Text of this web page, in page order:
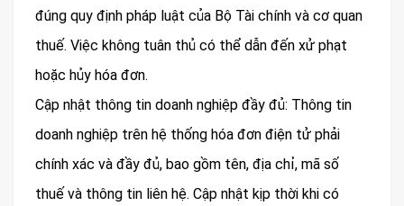
đúng quy định pháp luật của Bộ Tài chính và cơ quan
thuế. Việc không tuân thủ có thể dẫn đến xử phạt
hoặc hủy hóa đơn.
Cập nhật thông tin doanh nghiệp đầy đủ: Thông tin
doanh nghiệp trên hệ thống hóa đơn điện tử phải
chính xác và đầy đủ, bao gồm tên, địa chỉ, mã số
thuế và thông tin liên hệ. Cập nhật kịp thời khi có